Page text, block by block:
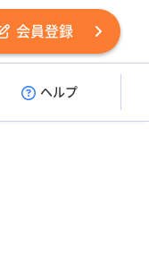
会員登録
ヘルプ